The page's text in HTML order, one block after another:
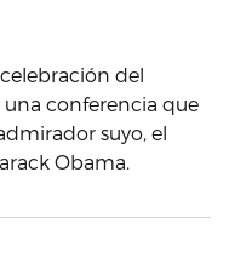
del
conferencia que
suyo, el
Obama.